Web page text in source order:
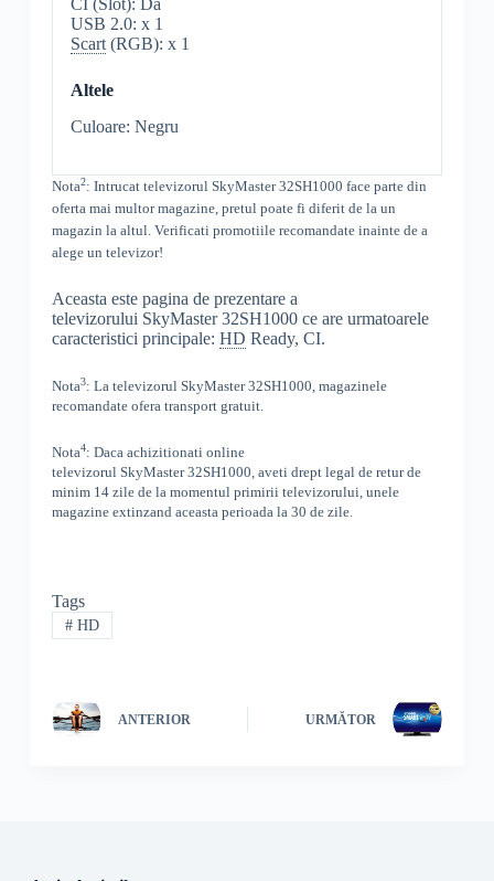
CI (Slot): Da
USB 2.0: x 1
Scart(RGB): x 1
Altele
Culoare: Negru
Nota2: Intrucat televizorul SkyMaster 32SH1000 face parte din
oferta mai multor magazine, pretul poate fi diferit de la un
magazin la altul. Verificati promotiile recomandate inainte de a
alege un televizor!
Aceasta este pagina de prezentare a
televizorului SkyMaster 32SH1000 ce are urmatoarele
caracteristici principale: HD Ready, CI.
Nota3: La televizorul SkyMaster 32SH1000,magazinele
recomandate ofera transport gratuit.
Nota4: Daca achizitionati online
televizorul SkyMaster 32SH1000,aveti drept legal de retur de
minim 14 zile de la momentul primirii televizorului, unele
magazine extinzand aceasta perioada la 30 de zile.
Tags
#HD
ANTERIOR URMĂTOR